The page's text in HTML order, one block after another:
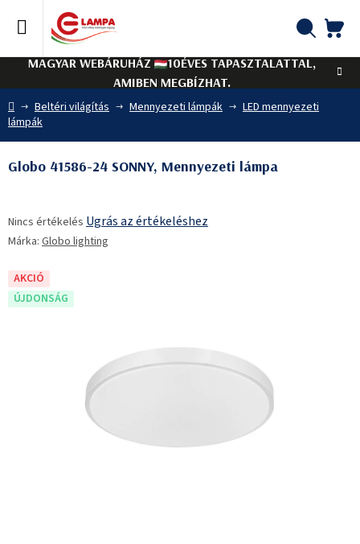
tartalomhoz
MAGYAR WEBÁRUHÁZ
10ÉVES TAPASZTALATTAL,
AMIBEN MEGBÍZHAT.
Kezdőlap
Beltéri világítás Mennyezeti lámpák
LED mennyezeti
lámpák
Globo 41586-24 SONNY, Mennyezeti lámpa
termék
átlagos
5-
ből
Nincs értékelés Ugrás az értékeléshez
Márka: Globo lighting
AKCIÓ
ÚJDONSÁG